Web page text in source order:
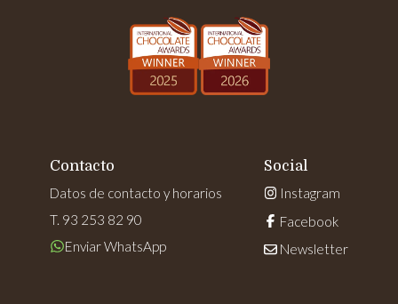
Contacto
Datos de contacto y horarios
T. 93 253 82 90
Enviar WhatsApp
Social
Instagram
Facebook
Newsletter